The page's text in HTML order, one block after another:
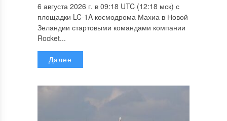
6 августа 2026 г. в 09:18 UTC (12:18 мск) с
площадки LC-1A космодрома Махиа в Новой
Зеландии стартовыми командами компании
Rocket...
Далее